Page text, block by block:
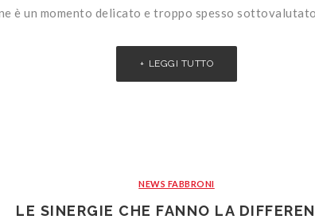
è un momento delicato e troppo spesso
LEGGI TUTTO
NEWS FABBRONI
LE SINERGIE CHE FANNO LA